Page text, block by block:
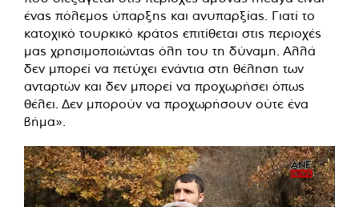
ένας πόλεμος ύπαρξης και ανυπαρξίας. Γιατί το
κατοχικό τουρκικό κράτος επιτίθεται στις περιοχές
μας χρησιμοποιώντας όλη του τη δύναμη. Αλλά
δεν μπορεί να πετύχει ενάντια στη θέληση των
ανταρτών και δεν μπορεί να προχωρήσει όπως
θέλει. Δεν μπορούν να προχωρήσουν ούτε ένα
βήμα».
Πρόγραμμα
Αναπαραγωγής
Βίντεο